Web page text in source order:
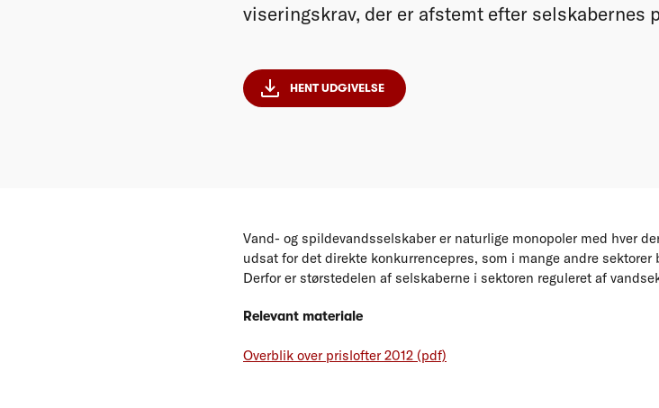
viseringskrav, der er afstemt efter selskabernes
HENT UDGIVELSE
Vand- og spildevandsselskaber er naturlige monopoler med hver
udsat for det direkte konkurrencepres, som i mange andre
Derfor er størstedelen af selskaberne i sektoren reguleret af
Relevant materiale
Overblik over prislofter 2012 (pdf)